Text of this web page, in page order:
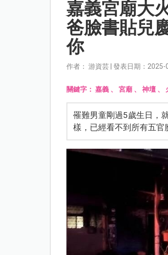
嘉義宮廟大
爸臉書貼兒
你
作者： 游資芸 | 發表日期：2025-
關鍵字：嘉義 、宮廟 、神壇 、
罹難男童剛過5歲生日，
樣，已經看不到所有五官